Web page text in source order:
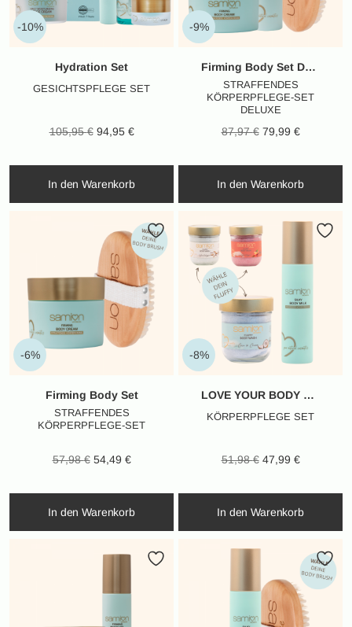
-10%
Hydration Set
GESICHTSPFLEGE SET
105,95€ Ursprünglicher
94,95 €Aktueller
In den Warenkorb
-9%
Firming Body Set Deluxe
STRAFFENDES
KÖRPERPFLEGE-SET
DELUXE
87,97€ Ursprünglicher
79,99 €Aktueller
In den Warenkorb
-6%
Firming Body Set
STRAFFENDES
KÖRPERPFLEGE-SET
57,98€ Ursprünglicher
54,49 €Aktueller
In den Warenkorb
-8%
LOVE YOUR BODY SET
KÖRPERPFLEGE SET
51,98€ Ursprünglicher
47,99 €Aktueller
In den Warenkorb